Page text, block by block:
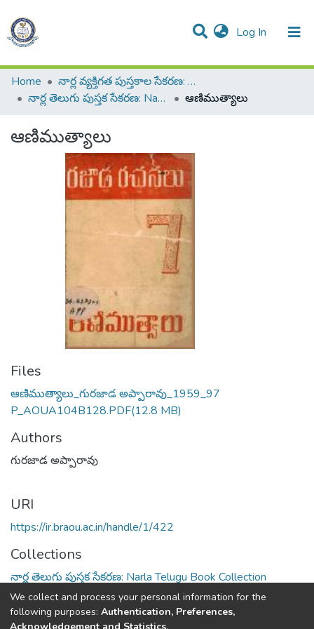
Log In (current)
Statistics
Resources
All of DSpace
Home
నార్ల వ్యక్తిగత పుస్తకాల సేకరణ: Narla Personal Collection of Books
నార్ల తెలుగు పుస్తక సేకరణ: Narla Telugu Book Collection
ఆణిముత్యాలు
ఆణిముత్యాలు
Files
ఆణిముత్యాలు_గురజాడ అప్పారావు_1959_97
P_AOUA104B128.PDF(12.8 MB)
Authors
గురజాడ అప్పారావు
URI
https://ir.braou.ac.in/handle/1/422
Collections
నార్ల తెలుగు పుస్తక సేకరణ: Narla Telugu Book Collection
Full item page
We collect and process your personal information for the
following purposes: Authentication, Preferences,